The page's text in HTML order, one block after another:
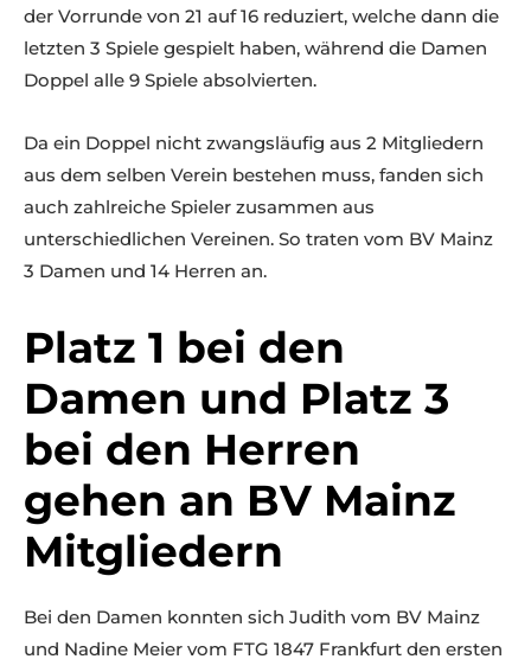
der Vorrunde von 21 auf 16 reduziert, welche dann die
letzten 3 Spiele gespielt haben, während die Damen
Doppel alle 9 Spiele absolvierten.
Da ein Doppel nicht zwangsläufig aus 2 Mitgliedern
aus dem selben Verein bestehen muss, fanden sich
auch zahlreiche Spieler zusammen aus
unterschiedlichen Vereinen. So traten vom BV Mainz
3 Damen und 14 Herren an.
Platz 1 bei den
Damen und Platz 3
bei den Herren
gehen an BV Mainz
Mitgliedern
Bei den Damen konnten sich Judith vom BV Mainz
und Nadine Meier vom FTG 1847 Frankfurt den ersten